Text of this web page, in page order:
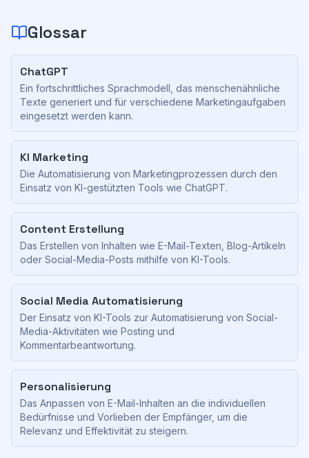
Glossar
ChatGPT
Ein fortschrittliches Sprachmodell, das menschenähnliche
Texte generiert und für verschiedene Marketingaufgaben
eingesetzt werden kann.
KI Marketing
Die Automatisierung von Marketingprozessen durch den
Einsatz von KI-gestützten Tools wie ChatGPT.
Content Erstellung
Das Erstellen von Inhalten wie E-Mail-Texten, Blog-Artikeln
oder Social-Media-Posts mithilfe von KI-Tools.
Social Media Automatisierung
Der Einsatz von KI-Tools zur Automatisierung von Social-
Media-Aktivitäten wie Posting und
Kommentarbeantwortung.
Personalisierung
Das Anpassen von E-Mail-Inhalten an die individuellen
Bedürfnisse und Vorlieben der Empfänger, um die
Relevanz und Effektivität zu steigern.